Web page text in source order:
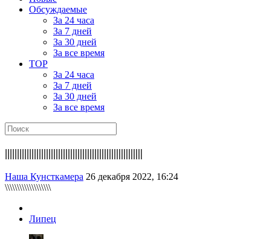
Обсуждаемые
За 24 часа
За 7 дней
За 30 дней
За все время
TOP
За 24 часа
За 7 дней
За 30 дней
За все время
|||||||||||||||||||||||||||||||||||||||||||||||||||||||||
Наша Кунсткамера 26 декабря 2022, 16:24
\\\\\\\\\\\\\\\\\\\
Липец